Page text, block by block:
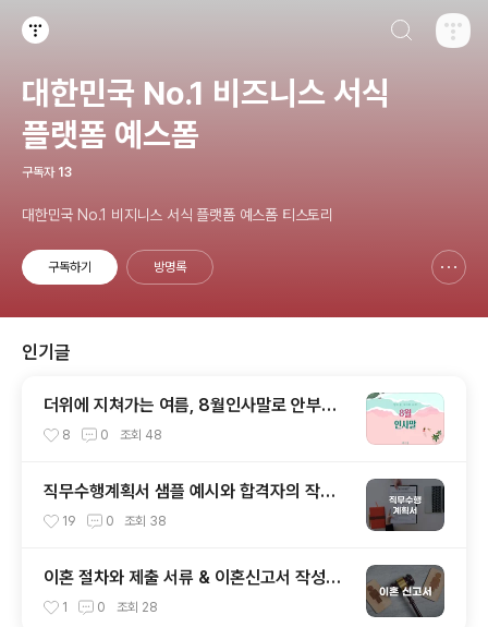
대한민국 No.1 비즈니스 서식
플랫폼 예스폼
구독자 13
대한민국 No.1 비지니스 서식 플랫폼 예스폼 티스토리
구독하기 방명록
인기글
더위에 지쳐가는 여름, 8월인사말로 안부인
사를 건네세요!
8 0 조회 48
직무수행계획서 샘플 예시와 합격자의 작성
Tip19 0 조회 38
이혼 절차와 제출 서류 & 이혼신고서 작성방
법 1 0 조회 28